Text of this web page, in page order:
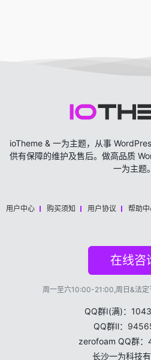
ioTheme & 一为主题，从事
供有保障的维护及售后。做高品质
一为主题。
用户中心 购买须知 用户协议 帮助
在线咨
周一至六10:00-21:00,周日&法定
QQ群Ⅰ(满)：
QQ群Ⅱ：
zerofoam QQ群
长沙一为科技